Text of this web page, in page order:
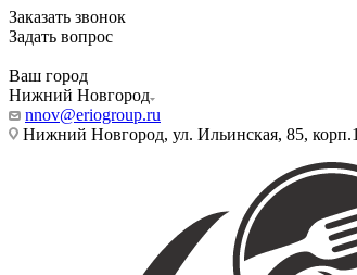
Заказать звонок
Задать вопрос
Ваш город
Нижний Новгород
nnov@eriogroup.ru
Нижний Новгород, ул. Ильинская, 85, корп.1